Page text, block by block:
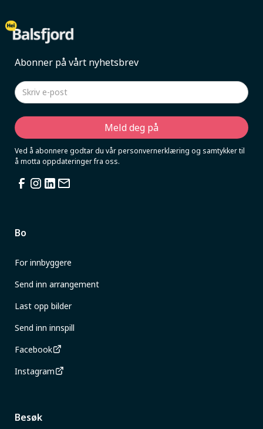
Abonner på vårt nyhetsbrev
Ved å abonnere godtar du vår personvernerklæring og samtykker til
å motta oppdateringer fra oss.
Bo
For innbyggere
Send inn arrangement
Last opp bilder
Send inn innspill
Facebook
Instagram
Besøk